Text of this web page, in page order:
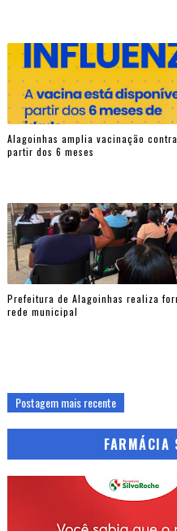
Alagoinhas amplia vacinação
partir dos 6 meses
Prefeitura de Alagoinhas realiza
rede municipal
Postagem mais recente
FARMÁCIA